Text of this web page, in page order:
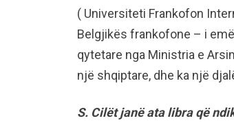
( Universiteti Frankofon
Belgjikës frankofone – i
qytetare nga Ministria e
një shqiptare, dhe ka një
S. Cilët janë ata libra që